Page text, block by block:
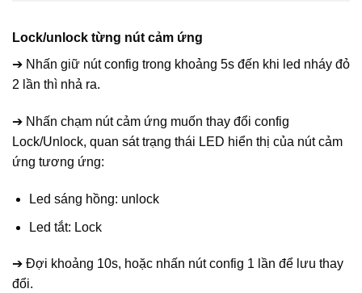
Lock/unlock từng nút cảm ứng
➔ Nhấn giữ nút config trong khoảng 5s đến khi led nháy đỏ
2 lần thì nhả ra.
➔ Nhấn chạm nút cảm ứng muốn thay đổi config
Lock/Unlock, quan sát trạng thái LED hiển thị của nút cảm
ứng tương ứng:
Led sáng hồng: unlock
Led tắt: Lock
➔ Đợi khoảng 10s, hoặc nhấn nút config 1 lần để lưu thay
đổi.